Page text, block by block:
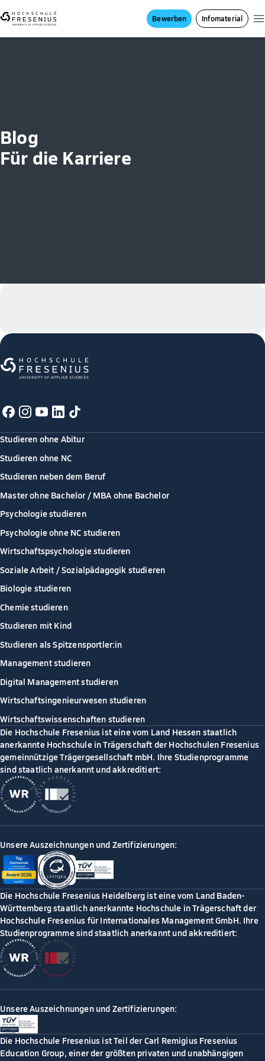
Bewerben Infomaterial
Blog
Für die Karriere
Studieren ohne Abitur
Studieren ohne NC
Studieren neben dem Beruf
Master ohne Bachelor / MBA ohne Bachelor
Psychologie studieren
Psychologie ohne NC studieren
Wirtschaftspsychologie studieren
Soziale Arbeit / Sozialpädagogik studieren
Biologie studieren
Chemie studieren
Studieren mit Kind
Studieren als Spitzensportler:in
Management studieren
Digital Management studieren
Wirtschaftsingenieurwesen studieren
Wirtschaftswissenschaften studieren
Die Hochschule Fresenius ist eine vom Land Hessen staatlich
anerkannte Hochschule in Trägerschaft der Hochschulen Fresenius
gemeinnützige Trägergesellschaft mbH. Ihre Studienprogramme
sind staatlich anerkannt und akkreditiert:
Unsere Auszeichnungen und Zertifizierungen:
Die Hochschule Fresenius Heidelberg ist eine vom Land Baden-
Württemberg staatlich anerkannte Hochschule in Trägerschaft der
Hochschule Fresenius für Internationales Management GmbH. Ihre
Studienprogramme sind staatlich anerkannt und akkreditiert:
Unsere Auszeichnungen und Zertifizierungen:
Die Hochschule Fresenius ist Teil der Carl Remigius Fresenius
Education Group, einer der größten privaten und unabhängigen